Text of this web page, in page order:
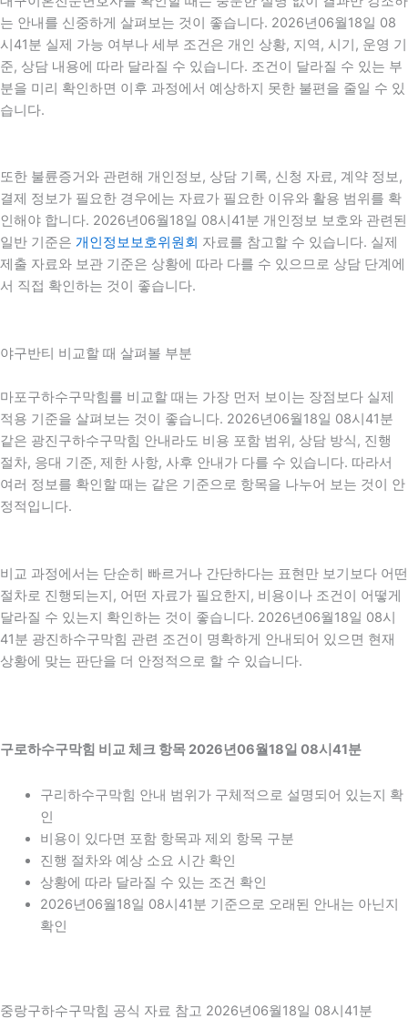
는 안내를 신중하게 살펴보는 것이 좋습니다. 2026년06월18일 08
시41분 실제 가능 여부나 세부 조건은 개인 상황, 지역, 시기, 운영 기
준, 상담 내용에 따라 달라질 수 있습니다. 조건이 달라질 수 있는 부
분을 미리 확인하면 이후 과정에서 예상하지 못한 불편을 줄일 수 있
습니다.
또한 불륜증거와 관련해 개인정보, 상담 기록, 신청 자료, 계약 정보,
결제 정보가 필요한 경우에는 자료가 필요한 이유와 활용 범위를 확
인해야 합니다. 2026년06월18일 08시41분 개인정보 보호와 관련된
일반 기준은 개인정보보호위원회 자료를 참고할 수 있습니다. 실제
제출 자료와 보관 기준은 상황에 따라 다를 수 있으므로 상담 단계에
서 직접 확인하는 것이 좋습니다.
야구반티 비교할 때 살펴볼 부분
마포구하수구막힘를 비교할 때는 가장 먼저 보이는 장점보다 실제
적용 기준을 살펴보는 것이 좋습니다. 2026년06월18일 08시41분
같은 광진구하수구막힘 안내라도 비용 포함 범위, 상담 방식, 진행
절차, 응대 기준, 제한 사항, 사후 안내가 다를 수 있습니다. 따라서
여러 정보를 확인할 때는 같은 기준으로 항목을 나누어 보는 것이 안
정적입니다.
비교 과정에서는 단순히 빠르거나 간단하다는 표현만 보기보다 어떤
절차로 진행되는지, 어떤 자료가 필요한지, 비용이나 조건이 어떻게
달라질 수 있는지 확인하는 것이 좋습니다. 2026년06월18일 08시
41분 광진하수구막힘 관련 조건이 명확하게 안내되어 있으면 현재
상황에 맞는 판단을 더 안정적으로 할 수 있습니다.
구로하수구막힘 비교 체크 항목 2026년06월18일 08시41분
구리하수구막힘 안내 범위가 구체적으로 설명되어 있는지 확
인
비용이 있다면 포함 항목과 제외 항목 구분
진행 절차와 예상 소요 시간 확인
상황에 따라 달라질 수 있는 조건 확인
2026년06월18일 08시41분 기준으로 오래된 안내는 아닌지
확인
중랑구하수구막힘 공식 자료 참고 2026년06월18일 08시41분